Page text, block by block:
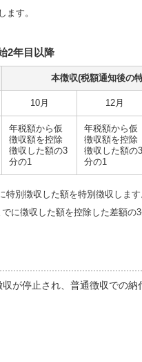
ます。
2年目以降
本徴収(税額通知後の特
10月 12月
年税額から仮
徴収額を控除
徴収した額の3
分の1
年税額から仮
徴収額を控除
徴収した額の3
分の1
特別徴収した額を特別徴収しま
に徴収した額を控除した差額の
が停止され、普通徴収での納